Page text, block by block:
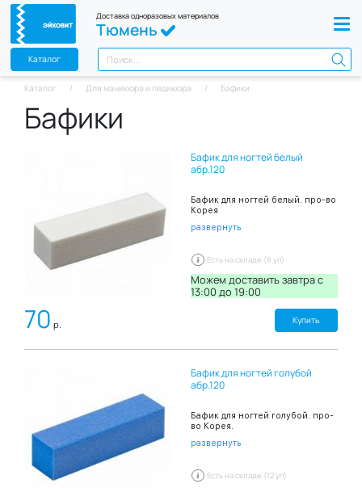
Доставка одноразовых материалов
Тюмень
Каталог
Каталог Для маникюра и педикюра Бафики
Бафики
Бафик для ногтей белый
абр.120
Бафик для ногтей белый. про-во
Корея
развернуть
Есть на складе (8 уп)
Можем доставить завтра c
13:00 до 19:00
70 р. Купить
Бафик для ногтей голубой
абр.120
Бафик для ногтей голубой. про-
во Корея.
развернуть
Есть на складе (12 уп)